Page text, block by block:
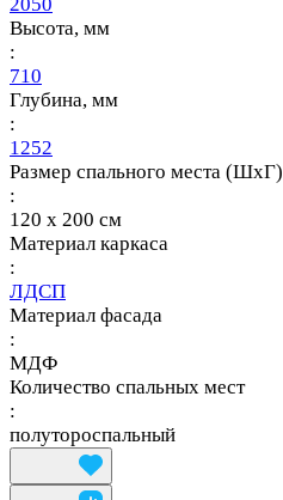
2050
Высота, мм
:
710
Глубина, мм
:
1252
Размер спального места (ШхГ)
:
120 х 200 см
Материал каркаса
:
ЛДСП
Материал фасада
:
МДФ
Количество спальных мест
:
полутороспальный